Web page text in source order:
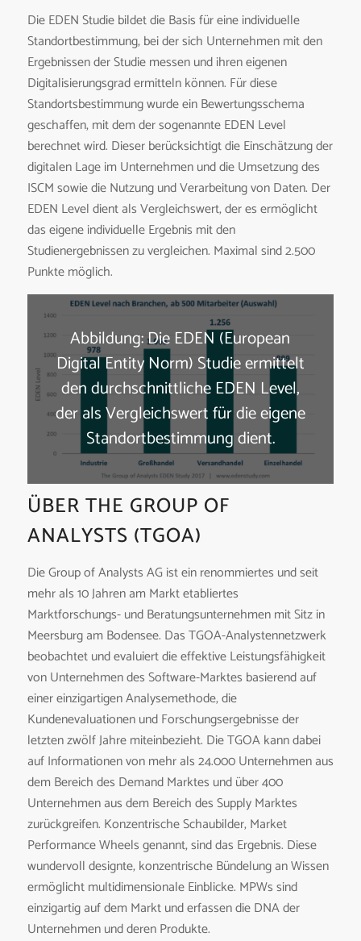
Die EDEN Studie bildet die Basis für eine individuelle
Standortbestimmung, bei der sich Unternehmen mit den
Ergebnissen der Studie messen und ihren eigenen
Digitalisierungsgrad ermitteln können. Für diese
Standortsbestimmung wurde ein Bewertungsschema
geschaffen, mit dem der sogenannte EDEN Level
berechnet wird. Dieser berücksichtigt die Einschätzung der
digitalen Lage im Unternehmen und die Umsetzung des
ISCM sowie die Nutzung und Verarbeitung von Daten. Der
EDEN Level dient als Vergleichswert, der es ermöglicht
das eigene individuelle Ergebnis mit den
Studienergebnissen zu vergleichen. Maximal sind 2.500
Punkte möglich.
Abbildung: Die EDEN (European
Digital Entity Norm) Studie ermittelt
den durchschnittliche EDEN Level,
der als Vergleichswert für die eigene
Standortbestimmung dient.
ÜBER THE GROUP OF
ANALYSTS (TGOA)
Die Group of Analysts AG ist ein renommiertes und seit
mehr als 10 Jahren am Markt etabliertes
Marktforschungs- und Beratungsunternehmen mit Sitz in
Meersburg am Bodensee. Das TGOA-Analystennetzwerk
beobachtet und evaluiert die effektive Leistungsfähigkeit
von Unternehmen des Software-Marktes basierend auf
einer einzigartigen Analysemethode, die
Kundenevaluationen und Forschungsergebnisse der
letzten zwölf Jahre miteinbezieht. Die TGOA kann dabei
auf Informationen von mehr als 24.000 Unternehmen aus
dem Bereich des Demand Marktes und über 400
Unternehmen aus dem Bereich des Supply Marktes
zurückgreifen. Konzentrische Schaubilder, Market
Performance Wheels genannt, sind das Ergebnis. Diese
wundervoll designte, konzentrische Bündelung an Wissen
ermöglicht multidimensionale Einblicke. MPWs sind
einzigartig auf dem Markt und erfassen die DNA der
Unternehmen und deren Produkte.